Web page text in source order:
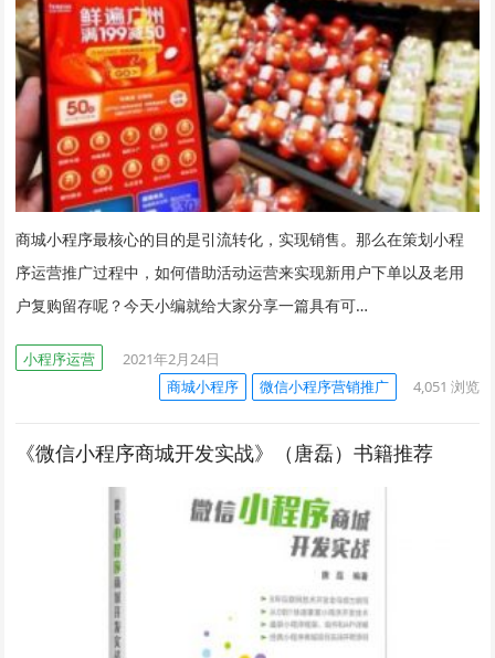
商城小程序最核心的目的是引流转化，实现销售。那么在策划小程
序运营推广过程中，如何借助活动运营来实现新用户下单以及老用
户复购留存呢？今天小编就给大家分享一篇具有可…
小程序运营
2021年2月24日
商城小程序
微信小程序营销推广 4,051 浏览
《微信小程序商城开发实战》（唐磊）书籍推荐